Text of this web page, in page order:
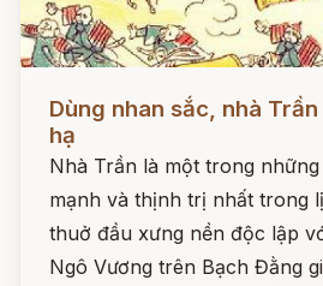
Dùng nhan sắc, nhà
hạ
Nhà Trần là một trong
mạnh và thịnh trị nhất trong
thuở đầu xưng nền độc lập
Ngô Vương trên Bạch Đằng